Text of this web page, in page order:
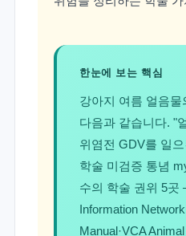
한눈에 보는 핵심
강아지 여름 얼음물
다음과 같습니다. "
위염전 GDV를 일
학술 미검증 통념
수의 학술 권위 5곳
Information
Manual·VCA